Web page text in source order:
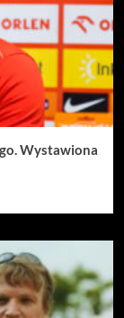
Wystawiona